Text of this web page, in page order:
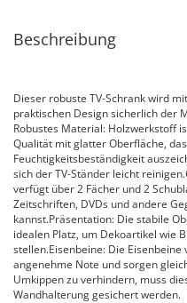
Beschreibung
Dieser robuste TV-Schrank wird
praktischen Design sicherlich der
Robustes Material: Holzwerkstoff
Qualität mit glatter Oberfläche,
Feuchtigkeitsbeständigkeit
sich der TV-Ständer leicht
verfügt über 2 Fächer und 2
Zeitschriften, DVDs und andere
kannst.Präsentation: Die stabile
idealen Platz, um Dekoartikel wie
stellen.Eisenbeine: Die
angenehme Note und sorgen
Umkippen zu verhindern, muss
Wandhalterung gesichert werden.